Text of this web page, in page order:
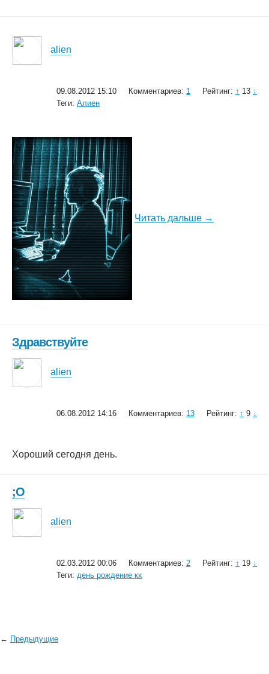
alien
09.08.2012 15:10 Комментариев: 1 Рейтинг: ↑ 13 ↓
Теги: Алиен
Читать дальше →
Здравствуйте
alien
06.08.2012 14:16 Комментариев: 13 Рейтинг: ↑ 9 ↓
Хороший сегодня день.
;O
alien
02.03.2012 00:06 Комментариев: 2 Рейтинг: ↑ 19 ↓
Теги: день рождение кх
← Предыдущие